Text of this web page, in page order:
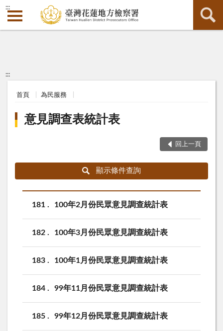
:::
:::
首頁 為民服務
意見調查表統計表
回上一頁
顯示條件查詢
181 100年2月份民眾意見調查統計表
182 100年3月份民眾意見調查統計表
183 100年1月份民眾意見調查統計表
184 99年11月份民眾意見調查統計表
185 99年12月份民眾意見調查統計表